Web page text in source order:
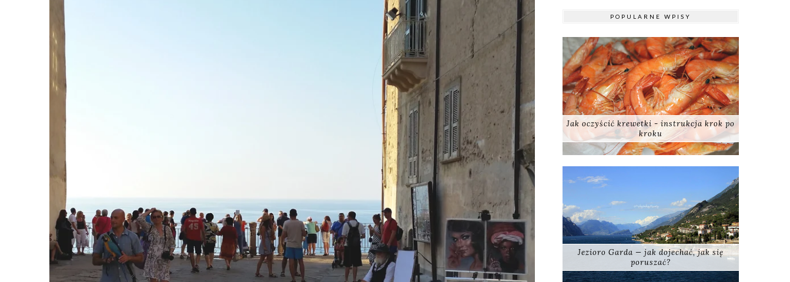
POPULARNE WPISY
Jak oczyścić krewetki - instrukcja krok po
kroku
Jezioro Garda — jak dojechać, jak się
poruszać?